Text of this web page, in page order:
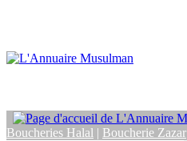
Boucheries Halal | Boucherie Zazar